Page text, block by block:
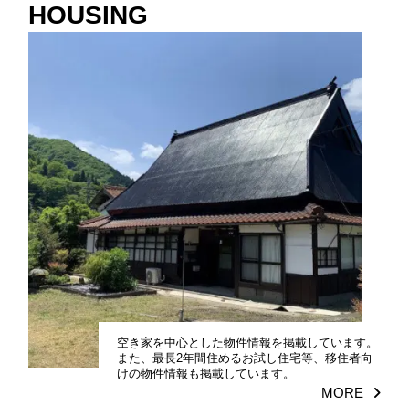
HOUSING
空き家を中心とした物件情報を掲載しています。
また、最長2年間住めるお試し住宅等、移住者向
けの物件情報も掲載しています。
MORE